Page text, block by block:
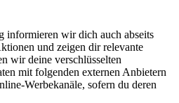
wir dich auch abseits
und zeigen dir relevante
wir deine verschlüsselten
mit folgenden externen Anbietern
Werbekanäle, sofern du deren